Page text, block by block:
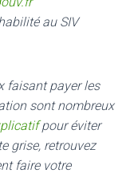
au SIV
faisant payer les
sont nombreux
pour éviter
grise, retrouvez
faire votre